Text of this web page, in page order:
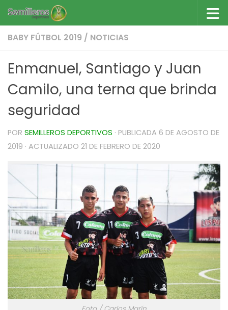
Saltar al contenido
BABY FÚTBOL 2019 / NOTICIAS
Enmanuel, Santiago y Juan
Camilo, una terna que brinda
seguridad
POR SEMILLEROS DEPORTIVOS · PUBLICADA 6 DE AGOSTO DE
2019 · ACTUALIZADO 21 DE FEBRERO DE 2020